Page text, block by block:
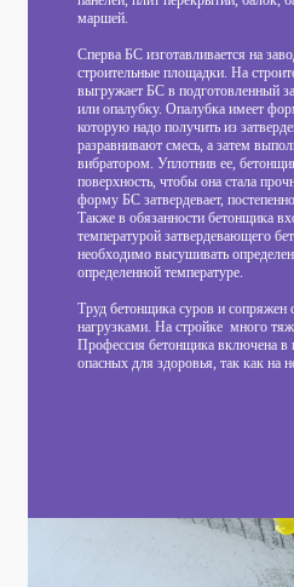
маршей.
Сперва БС изготавливается на
строительные площадки. На
выгружает БС в подготовленный
или опалубку. Опалубка имеет
которую надо получить из
разравнивают смесь, а затем
вибратором. Уплотнив ее,
поверхность, чтобы она стала
форму БС затвердевает,
Также в обязанности бетонщика
температурой затвердевающего
необходимо высушивать
определенной температуре.
Труд бетонщика суров и
нагрузками. На стройке много
Профессия бетонщика включена в
опасных для здоровья, так как на